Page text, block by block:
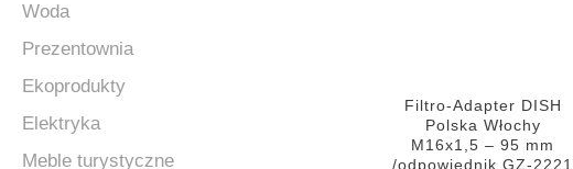
Filtro-Adapter DISH
Polska Włochy
M16x1,5 – 95 mm
/odpowiednik GZ-2221
Woda
Prezentownia
Ekoprodukty
Elektryka
Meble turystyczne